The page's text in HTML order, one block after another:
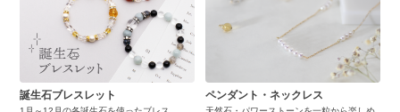
誕生石ブレスレット ペンダント・ネックレス